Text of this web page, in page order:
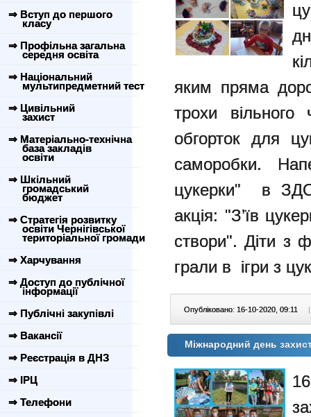
⇒ Вступ до першого
класу
⇒ Профільна загальна
середня освіта
⇒ Національний
мультипредметний тест
⇒ Цивільний
захист
⇒ Матеріально-технічна
база закладів
освіти
⇒ Шкільний
громадський
бюджет
⇒ Стратегія розвитку
освіти Чернігівської
територіальної громади
⇒ Харчування
⇒ Доступ до публічної
інформації
⇒ Публічні закупівлі
⇒ Вакансії
⇒ Реєстрація в ДНЗ
⇒ ІРЦ
⇒ Телефони
яким пряма
трохи
обгорток для
саморобки.
цукерки" в
акція: "З’їв
створи". Діти з
грали в ігри з
Опубліковано: 16-10-2020, 09:11 |
Міжнародний день